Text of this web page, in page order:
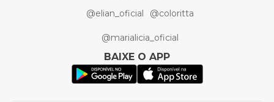
@elian_oficial @coloritta
@marialicia_oficial
BAIXE O APP